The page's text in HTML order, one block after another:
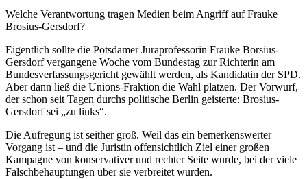
Welche Verantwortung tragen Medien beim Angriff auf Frauke
Brosius-Gersdorf?
Eigentlich sollte die Potsdamer Juraprofessorin Frauke Borsius-
Gersdorf vergangene Woche vom Bundestag zur Richterin am
Bundesverfassungsgericht gewählt werden, als Kandidatin der SPD.
Aber dann ließ die Unions-Fraktion die Wahl platzen. Der Vorwurf,
der schon seit Tagen durchs politische Berlin geisterte: Brosius-
Gersdorf sei „zu links“.
Die Aufregung ist seither groß. Weil das ein bemerkenswerter
Vorgang ist – und die Juristin offensichtlich Ziel einer großen
Kampagne von konservativer und rechter Seite wurde, bei der viele
Falschbehauptungen über sie verbreitet wurden.